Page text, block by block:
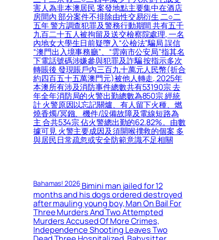
害人為非本澳居民 案發地點主要集中在酒店
房間內 部分案件不排除由性交易衍生 二○二
五年 警方調查犯罪及警務行動期間 共有五千
九百二十五人被拘留及送交檢察院處理, 一名
內地女大學生日前疑墮入“公檢法”騙局 誤信
“澳門出入境事務廳”、“雲南市公安局”指其名
下電話號碼涉嫌參與犯罪及詐騙 按指示多次
轉賬後 發現賬戶內三百九十萬元人民幣(折合
約四百五十五萬澳門元)被他人轉走, 2025年
本澳所有涉及消防事件總數共有53190宗 去
年全年消防局的火警出勤總數為850宗 經統
計 火警原因以忘記關爐、有人留下火種、燃
燒香燭/冥鏹、機件/設備故障及電線短路為
主 合共534宗 佔火警總出勤的62.82%。由數
據可見 火警主要成因及須開喉撲救的個案 多
與居民日常疏忽或安全防範意識不足相關
Bahamas! 2026Bimini man jailed for 12
months and his dogs ordered destroyed
after mauling young boy, Man On Bail For
Three Murders And Two Attempted
Murders Accused Of More Crimes,
Independence Shooting Leaves Two